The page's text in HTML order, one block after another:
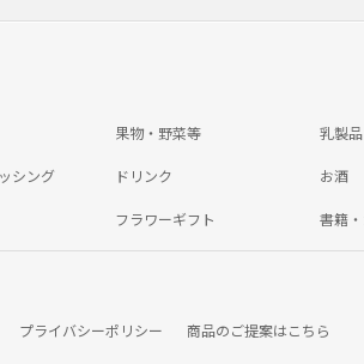
果物・野菜等 乳製品
シング ドリンク お酒
フラワーギフト 書籍
プライバシーポリシー 商品のご提案はこちら